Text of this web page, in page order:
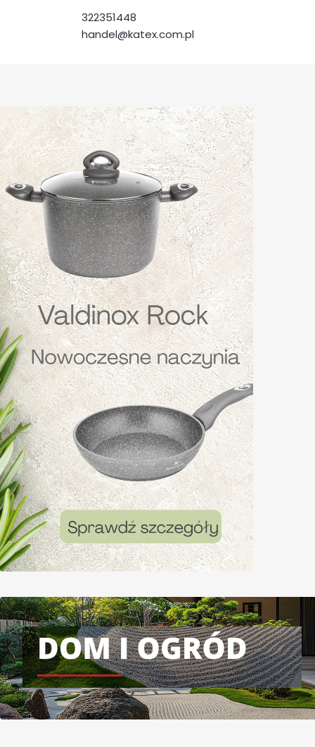
322351448
handel@katex.com.pl